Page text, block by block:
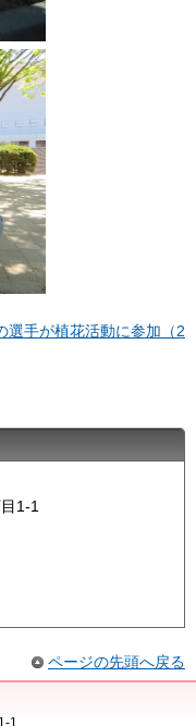
選手が植花活動に参加（2
1-1
ページの先頭へ戻る
1